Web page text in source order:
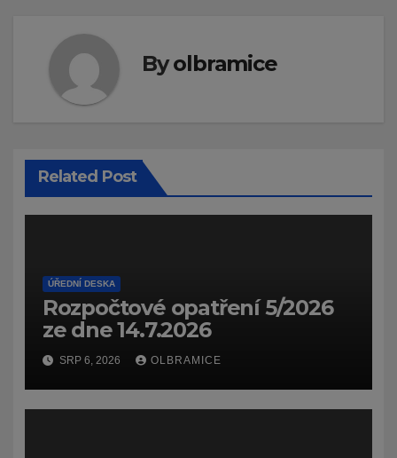
Byolbramice
Related Post
ÚŘEDNÍ DESKA
Rozpočtové opatření 5/2026
ze dne 14.7.2026
SRP 6, 2026 OLBRAMICE